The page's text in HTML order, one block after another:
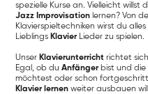
spezielle Kurse an. Vielleicht
Jazz Improvisation lernen? Von
Klavierspieltechniken wirst du
Lieblings Klavier Lieder zu spielen.
Unser Klavierunterricht richtet
Egal, ob duAnfänger bist und die
möchtest oder schon
Klavier lernen weiter ausbauen